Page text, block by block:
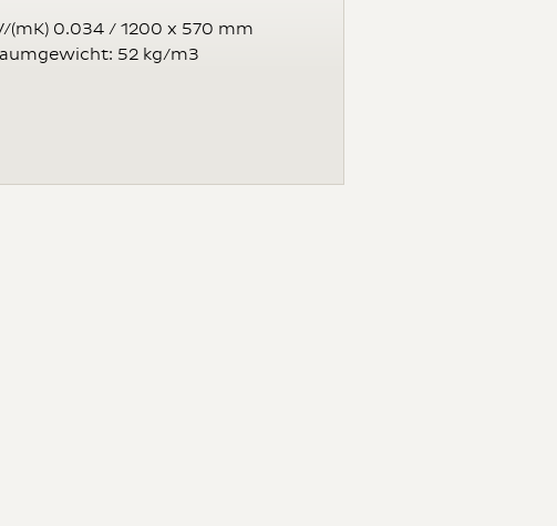
(mK) 0.034 / 1200 x 570 mm
52 kg/m3